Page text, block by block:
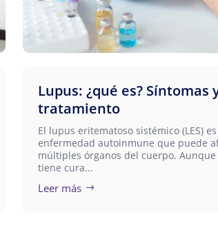
Lupus: ¿qué es? Síntomas
tratamiento
El lupus eritematoso sistémico (LES)
enfermedad autoinmune que puede
múltiples órganos del cuerpo.
tiene cura...
Leer más